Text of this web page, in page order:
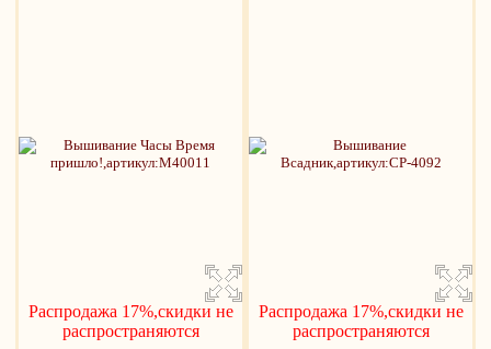
Распродажа 17%,скидки не
распространяются
Распродажа 17%,скидки не
распространяются